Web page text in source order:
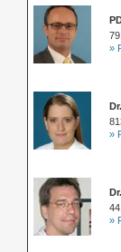
»
»
»